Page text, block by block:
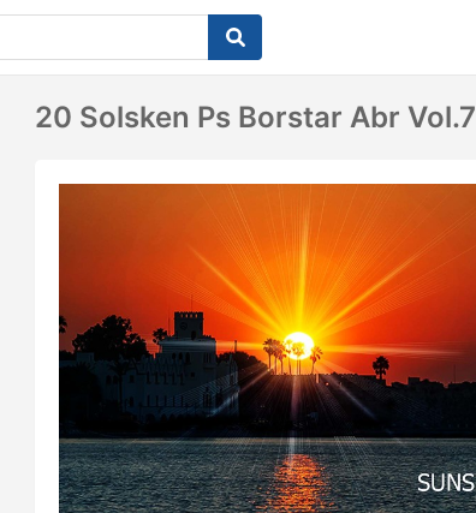
20 Solsken Ps Borstar Abr Vol.7